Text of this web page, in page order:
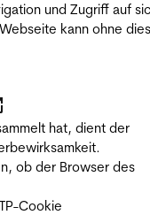
und Zugriff auf
kann ohne
hat, dient der
ob der Browser des
Cookie